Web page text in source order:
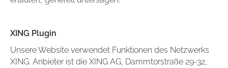
XING Plugin
Unsere Website verwendet Funktionen des Netzwerks
XING. Anbieter ist die XING AG, Dammtorstraße 29-32,